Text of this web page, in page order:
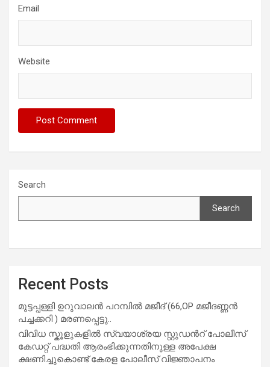
Email
Website
Search
Search
Recent Posts
മുട്ടപ്പള്ളി ഉറുവാലൻ പറമ്പിൽ മജീദ് (66,OP മജീദണ്ണൻ
പച്ചക്കറി ) മരണപ്പെട്ടു..
വിവിധ സ്കൂളുകളില്‍ സ്വയാശ്രയ സ്റ്റുഡന്‍റ് പോലീസ്
കേഡറ്റ് പദ്ധതി ആരംഭിക്കുന്നതിനുള്ള അപേക്ഷ
ക്ഷണിച്ചുകൊണ്ട് കേരള പോലീസ് വിജ്ഞാപനം